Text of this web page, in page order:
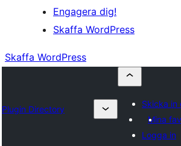
Engagera dig!
Skaffa WordPress
Skaffa WordPress
Plugin Directory
Skicka in
Mina
Logga in